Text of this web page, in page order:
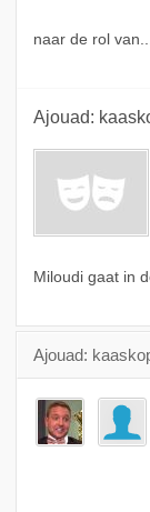
naar de rol
Miloudi gaat in
Ajouad: